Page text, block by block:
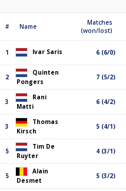
# Name
Matches
(won/lost)
1 Ivar Saris 6 (6/0)
2
Quinten
Pongers
7 (5/2)
3
Rani
Matti
6 (4/2)
3
Thomas
Kirsch
5 (4/1)
5
Tim De
Ruyter
4 (3/1)
5
Alain
Desmet
5 (3/2)